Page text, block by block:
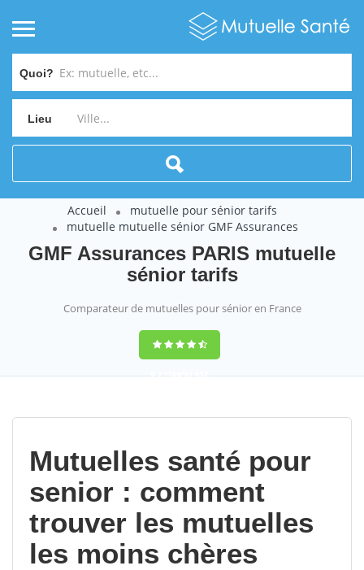
Quoi?
Lieu
Accueil
mutuelle pour sénior tarifs
mutuelle mutuelle sénior GMF Assurances
GMF Assurances PARIS mutuelle
sénior tarifs
Comparateur de mutuelles pour sénior en France
9,2(100%)452
Mutuelles santé pour
senior : comment
trouver les mutuelles
les moins chères